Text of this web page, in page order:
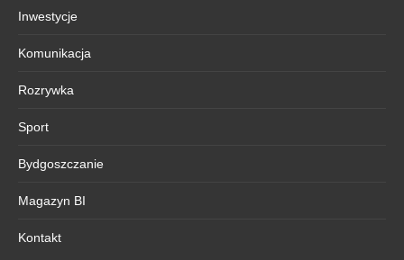
Inwestycje
Komunikacja
Rozrywka
Sport
Bydgoszczanie
Magazyn BI
Kontakt